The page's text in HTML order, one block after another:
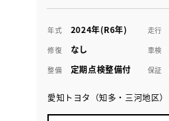
年式 2024年(R6年) 走行
修復 なし 車検
整備 定期点検整備付 保証
愛知トヨタ（知多・三河地区